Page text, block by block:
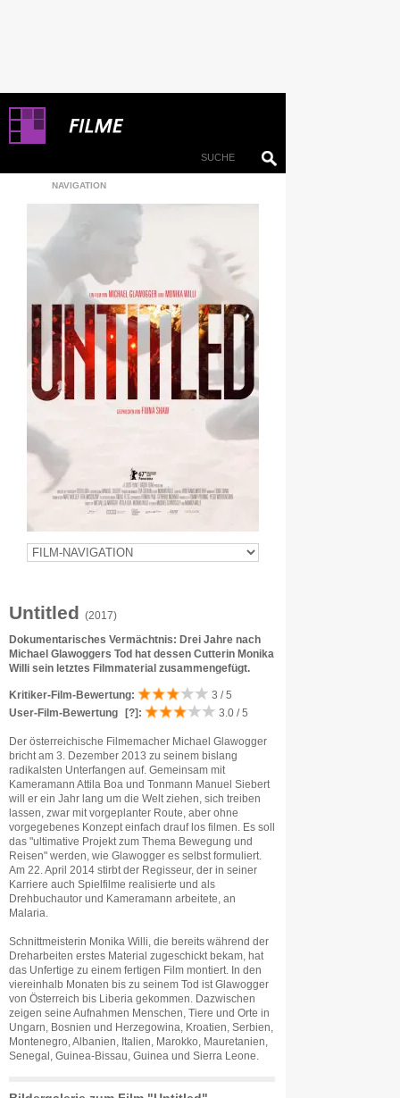
NAVIGATION
Untitled (2017)
Dokumentarisches Vermächtnis: Drei Jahre nach
Michael Glawoggers Tod hat dessen Cutterin Monika
Willi sein letztes Filmmaterial zusammengefügt.
Kritiker-Film-Bewertung:
3 / 5
User-Film-Bewertung
[?] : 3.0 / 5
Der österreichische Filmemacher Michael Glawogger
bricht am 3. Dezember 2013 zu seinem bislang
radikalsten Unterfangen auf. Gemeinsam mit
Kameramann Attila Boa und Tonmann Manuel Siebert
will er ein Jahr lang um die Welt ziehen, sich treiben
lassen, zwar mit vorgeplanter Route, aber ohne
vorgegebenes Konzept einfach drauf los filmen. Es soll
das "ultimative Projekt zum Thema Bewegung und
Reisen" werden, wie Glawogger es selbst formuliert.
Am 22. April 2014 stirbt der Regisseur, der in seiner
Karriere auch Spielfilme realisierte und als
Drehbuchautor und Kameramann arbeitete, an
Malaria.
Schnittmeisterin Monika Willi, die bereits während der
Dreharbeiten erstes Material zugeschickt bekam, hat
das Unfertige zu einem fertigen Film montiert. In den
viereinhalb Monaten bis zu seinem Tod ist Glawogger
von Österreich bis Liberia gekommen. Dazwischen
zeigen seine Aufnahmen Menschen, Tiere und Orte in
Ungarn, Bosnien und Herzegowina, Kroatien, Serbien,
Montenegro, Albanien, Italien, Marokko, Mauretanien,
Senegal, Guinea-Bissau, Guinea und Sierra Leone.